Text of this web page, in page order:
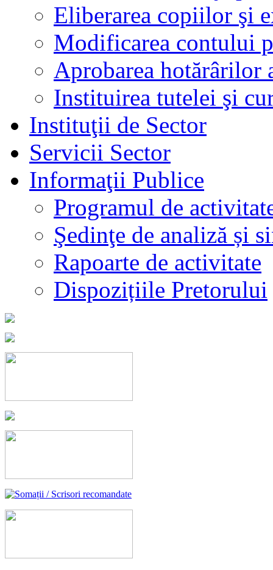
Eliberarea copiilor şi
Modificarea contului
Aprobarea hotărârilor
Instituirea tutelei şi
Instituţii de Sector
Servicii Sector
Informaţii Publice
Programul de
Şedinţe de analiză și
Rapoarte de activitate
Dispozițiile Pretorului